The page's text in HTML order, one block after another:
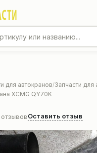
для автокранов Запчасти для
XCMG QY70K
отзывовОставить отзыв